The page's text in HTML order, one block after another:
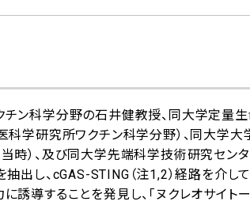
ン科学分野の石井健教授、同大学定量
科学研究所ワクチン科学分野）、同大学
時）、及び同大学先端科学技術研究セン
出し、cGAS-STING（注1,2）経路を介し
導することを発見し、「ヌクレオサイトー